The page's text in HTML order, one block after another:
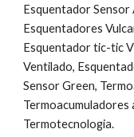
Esquentador
Esquentadores
Esquentador tic-tic
Ventilado,
Sensor Green,
Termoacumuladores
Termotecnologia.